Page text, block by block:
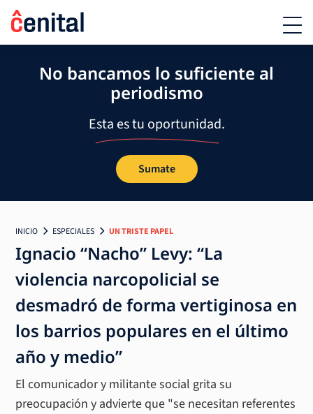
No bancamos lo suficiente al
periodismo
Esta es tu oportunidad.
Sumate
INICIO ESPECIALES UN TRISTE PAPEL
Ignacio “Nacho” Levy: “La
violencia narcopolicial se
desmadró de forma vertiginosa en
los barrios populares en el último
año y medio”
El comunicador y militante social grita su
preocupación y advierte que "se necesitan referentes